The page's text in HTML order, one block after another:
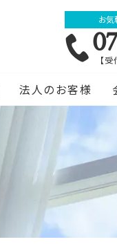
お気
【
法人のお客様